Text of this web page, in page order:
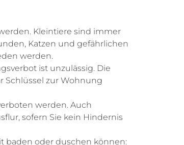
Kleintiere sind immer
Katzen und gefährlichen
werden.
ist unzulässig. Die
Schlüssel zur Wohnung
werden. Auch
sofern Sie kein Hindernis
baden oder duschen können: